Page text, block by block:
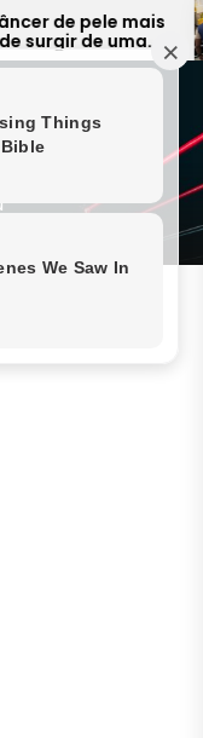
de pele mais
de uma